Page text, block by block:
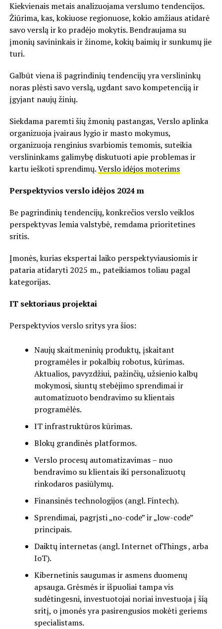
Kiekvienais metais analizuojama verslumo tendencijos.
Žiūrima, kas, kokiuose regionuose, kokio amžiaus atidarė
savo verslą ir ko pradėjo mokytis. Bendraujama su
įmonių savininkais ir žinome, kokių baimių ir sunkumų jie
turi.
Galbūt viena iš pagrindinių tendencijų yra verslininkų
noras plėsti savo verslą, ugdant savo kompetenciją ir
įgyjant naujų žinių.
Siekdama paremti šių žmonių pastangas, Verslo aplinka
organizuoja įvairaus lygio ir masto mokymus,
organizuoja renginius svarbiomis temomis, suteikia
verslininkams galimybę diskutuoti apie problemas ir
kartu ieškoti sprendimų.Verslo idėjos moterims
Perspektyvios verslo idėjos 2024 m
Be pagrindinių tendencijų, konkrečios verslo veiklos
perspektyvas lemia valstybė, remdama prioritetines
sritis.
Įmonės, kurias ekspertai laiko perspektyviausiomis ir
pataria atidaryti 2025 m., pateikiamos toliau pagal
kategorijas.
IT sektoriaus projektai
Perspektyvios verslo sritys yra šios:
Naujų skaitmeninių produktų, įskaitant
programėles ir pokalbių robotus, kūrimas.
Aktualios, pavyzdžiui, pažinčių, užsienio kalbų
mokymosi, siuntų stebėjimo sprendimai ir
automatizuoto bendravimo su klientais
programėlės.
IT infrastruktūros kūrimas.
Blokų grandinės platformos.
Verslo procesų automatizavimas – nuo
bendravimo su klientais iki personalizuotų
rinkodaros pasiūlymų.
Finansinės technologijos (angl. Fintech).
Sprendimai, pagrįsti „no-code” ir „low-code”
principais.
Daiktų internetas (angl. Internet ofThings , arba
IoT).
Kibernetinis saugumas ir asmens duomenų
apsauga. Grėsmės ir išpuoliai tampa vis
sudėtingesni, investuotojai noriai investuoja į šią
sritį, o įmonės yra pasirengusios mokėti geriems
specialistams.